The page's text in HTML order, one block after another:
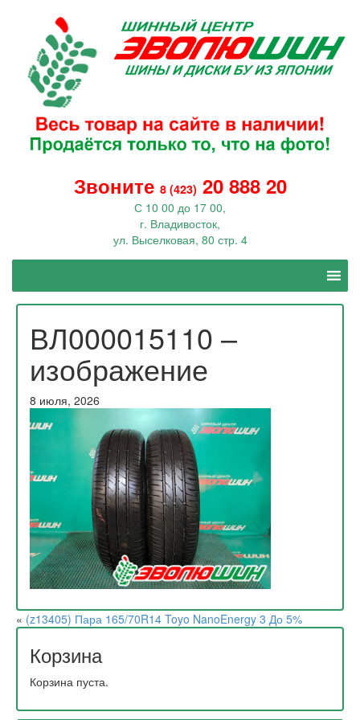
Звоните 8 (423) 20 888 20
С 10 00 до 17 00,
г. Владивосток,
ул. Выселковая, 80 стр. 4
ВЛ000015110 –
изображение
8 июля, 2026
« (z13405) Пара 165/70R14 Toyo NanoEnergy 3 До 5%
Корзина
Корзина пуста.